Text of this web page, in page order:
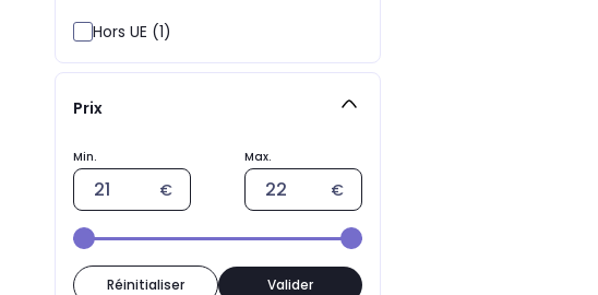
Hors UE (1)
Prix
Réinitialiser Valider